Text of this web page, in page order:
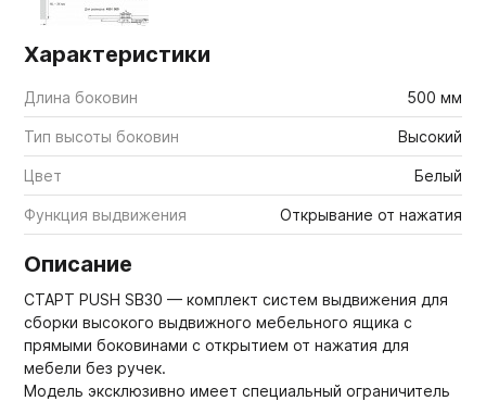
Характеристики
Длина боковин 500 мм
Тип высоты боковин Высокий
Цвет Белый
Функция выдвижения Открывание от нажатия
Описание
СТАРТ PUSH SB30 — комплект систем выдвижения для
сборки высокого выдвижного мебельного ящика с
прямыми боковинами с открытием от нажатия для
мебели без ручек.
Модель эксклюзивно имеет специальный ограничитель